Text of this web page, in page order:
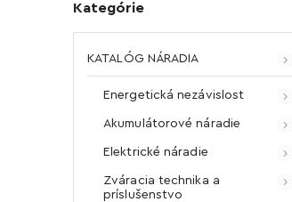
Kategórie
KATALÓG NÁRADIA
Energetická nezávislost
Akumulátorové náradie
Elektrické náradie
Zváracia technika a
príslušenstvo